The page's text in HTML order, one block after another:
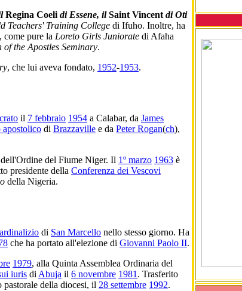
Regina Coeli di Essene, ilSaint Vincent di Oti
Teachers' Training College di Ifuho. Inoltre, ha
come pure la Loreto Girls Juniorate di Afaha
of the Apostles Seminary.
, che lui aveva fondato, 1952-1953.
il 7 febbraio 1954 a Calabar, da James
apostolico di Brazzaville e da Peter Rogan(ch),
del Fiume Niger. Il 1º marzo 1963 è
presidente della Conferenza dei Vescovi
della Nigeria.
di San Marcello nello stesso giorno. Ha
che ha portato all'elezione di Giovanni Paolo II.
1979, alla Quinta Assemblea Ordinaria del
iuris di Abuja il 6 novembre 1981 . Trasferito
pastorale della diocesi, il 28 settembre 1992.